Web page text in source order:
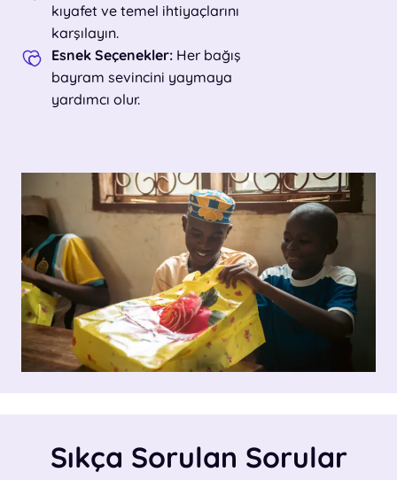
kıyafet ve temel ihtiyaçlarını
karşılayın.
Esnek Seçenekler: Her bağış
bayram sevincini yaymaya
yardımcı olur.
Sıkça Sorulan Sorular